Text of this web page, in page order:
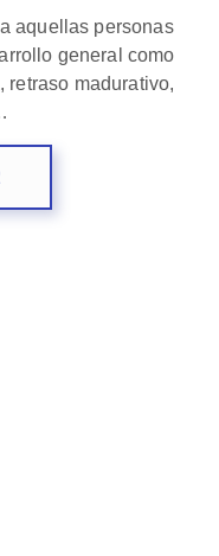
aquellas personas
general como
retraso madurativo,